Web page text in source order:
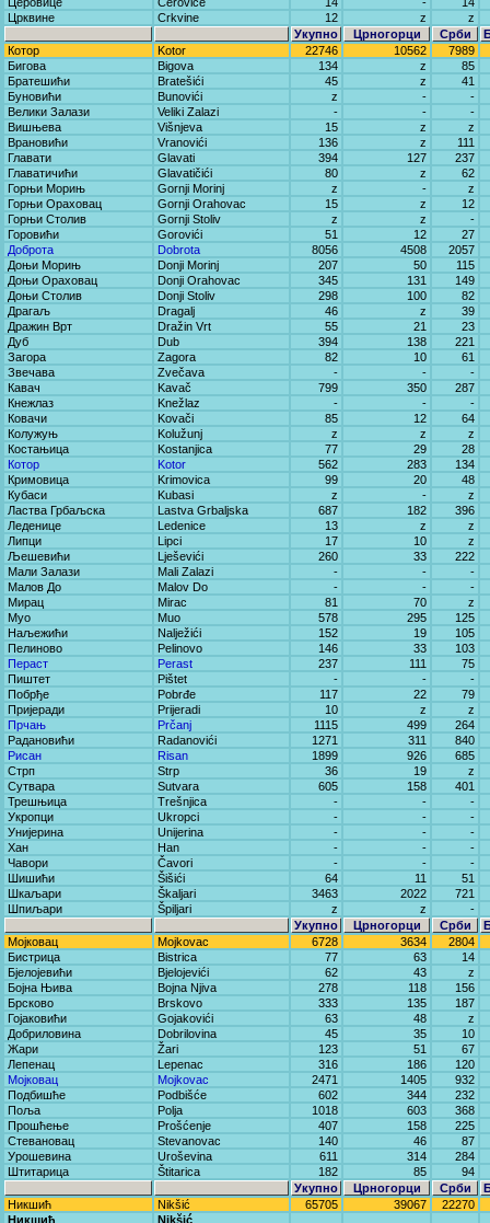
Црквине
Crkvine 12 z
z
Укупно
Црногорци Срби
Котор
Kotor 22746 10562
7989
Бигова
Bigova 134 z
85
Братешићи
Bratešići 45 z
41
Буновићи
Bunovići z -
-
Велики Залази
Veliki Zalazi - -
-
Вишњева
Višnjeva 15 z
z
Врановићи
Vranovići 136 z
111
Главати
Glavati 394 127
237
Главатичићи
Glavatičići 80 z
62
Горњи Морињ
Gornji Morinj z -
z
Горњи Ораховац
Gornji Orahovac 15 z
12
Горњи Столив
Gornji Stoliv z z
-
Горовићи
Gorovići 51 12
27
Доброта
Dobrota 8056 4508
2057
Доњи Морињ
Donji Morinj 207 50
115
Доњи Ораховац
Donji Orahovac 345 131
149
Доњи Столив
Donji Stoliv 298 100
82
Драгаљ
Dragalj 46 z
39
Дражин Врт
Dražin Vrt 55 21
23
Дуб
Dub 394 138
221
Загора
Zagora 82 10
61
Звечава
Zvečava - -
-
Кавач
Kavač 799 350
287
Кнежлаз
Knežlaz - -
-
Ковачи
Kovači 85 12
64
Колужуњ
Kolužunj z z
z
Костањица
Kostanjica 77 29
28
Котор
Kotor 562 283
134
Кримовица
Krimovica 99 20
48
Кубаси
Kubasi z -
z
Ластва Грбаљска
Lastva Grbaljska 687 182
396
Леденице
Ledenice 13 z
z
Липци
Lipci 17 10
z
Љешевићи
Lješevići 260 33
222
Мали Залази
Mali Zalazi - -
-
Малов До
Malov Do - -
-
Мирац
Mirac 81 70
z
Муо
Muo 578 295
125
Наљежићи
Nalježići 152 19
105
Пелиново
Pelinovo 146 33
103
Пераст
Perast 237 111
75
Пиштет
Pištet - -
-
Побрђе
Pobrđe 117 22
79
Пријеради
Prijeradi 10 z
z
Прчањ
Prčanj 1115 499
264
Радановићи
Radanovići 1271 311
840
Рисан
Risan 1899 926
685
Стрп
Strp 36 19
z
Сутвара
Sutvara 605 158
401
Трешњица
Trešnjica - -
-
Укропци
Ukropci - -
-
Унијерина
Unijerina - -
-
Хан
Han - -
-
Чавори
Čavori - -
-
Шишићи
Šišići 64 11
51
Шкаљари
Škaljari 3463 2022
721
Шпиљари
Špiljari z z
-
Укупно
Црногорци Срби
Мојковац
Mojkovac 6728 3634
2804
Бистрица
Bistrica 77 63
14
Бјелојевићи
Bjelojevići 62 43
z
Бојна Њива
Bojna Njiva 278 118
156
Брсково
Brskovo 333 135
187
Гојаковићи
Gojakovići 63 48
z
Добриловина
Dobrilovina 45 35
10
Жари
Žari 123 51
67
Лепенац
Lepenac 316 186
120
Мојковац
Mojkovac 2471 1405
932
Подбишће
Podbišće 602 344
232
Поља
Polja 1018 603
368
Прошћење
Prošćenje 407 158
225
Стевановац
Stevanovac 140 46
87
Урошевина
Uroševina 611 314
284
Штитарица
Štitarica 182 85
94
Укупно
Црногорци Срби
Никшић
Nikšić 65705 39067
22270
Никшић
Nikšić